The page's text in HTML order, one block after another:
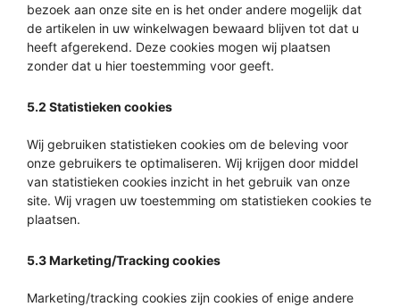
bezoek aan onze site en is het onder andere mogelijk dat
de artikelen in uw winkelwagen bewaard blijven tot dat u
heeft afgerekend. Deze cookies mogen wij plaatsen
zonder dat u hier toestemming voor geeft.
5.2 Statistieken cookies
Wij gebruiken statistieken cookies om de beleving voor
onze gebruikers te optimaliseren. Wij krijgen door middel
van statistieken cookies inzicht in het gebruik van onze
site. Wij vragen uw toestemming om statistieken cookies te
plaatsen.
5.3 Marketing/Tracking cookies
Marketing/tracking cookies zijn cookies of enige andere